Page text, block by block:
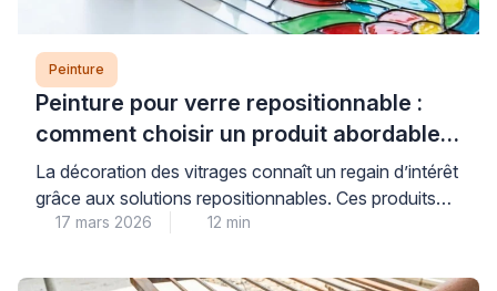
Peinture
Peinture pour verre repositionnable :
comment choisir un produit abordable
et de qualité
La décoration des vitrages connaît un regain d’intérêt
grâce aux solutions repositionnables. Ces produits
permettent de personnaliser fenêtres et miroirs sans
recherchent des alternatives économiques aux
17 mars 2026 12 min